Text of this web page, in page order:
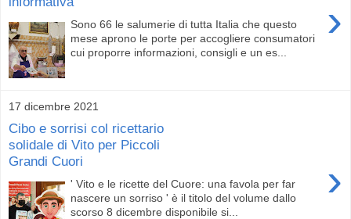
›
Sono 66 le salumerie di tutta Italia che questo
mese aprono le porte per accogliere consumatori
cui proporre informazioni, consigli e un es...
17 dicembre 2021
Cibo e sorrisi col ricettario
solidale di Vito per Piccoli
Grandi Cuori
›
' Vito e le ricette del Cuore: una favola per far
nascere un sorriso ' è il titolo del volume dallo
scorso 8 dicembre disponibile si...